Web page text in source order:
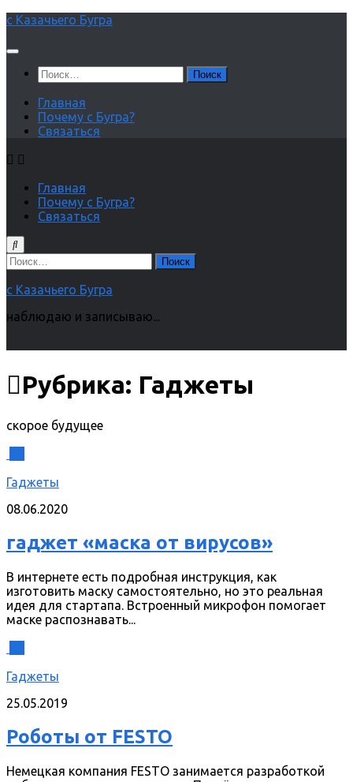
Перейти
содержимому
с Казачьего Бугра
Найти:
Главная
Почему с Бугра?
Связаться
Главная
Почему с Бугра?
Связаться
Найти:
с Казачьего Бугра
наблюдаю и записываю...
Рубрика: Гаджеты
скорое будущее
Гаджеты
08.06.2020
гаджет «маска от вирусов»
В интернете есть подробная инструкция, как
изготовить маску самостоятельно, но это реальная
идея для стартапа. Встроенный микрофон помогает
маске распознавать...
Гаджеты
25.05.2019
Роботы от FESTO
Немецкая компания FESTO занимается разработкой